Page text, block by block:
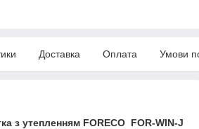
Доставка Оплата Умови
з утепленням FORECO FOR-WIN-J